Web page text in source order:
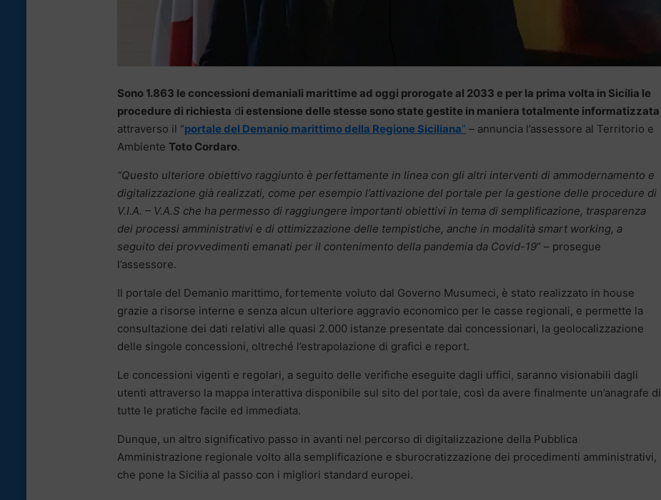
Sono 1.863 le concessioni demaniali marittime ad oggi prorogate al 2033 e per la prima volta in Sicilia le
procedure di richiesta di estensione delle stesse sono state gestite in maniera totalmente informatizzata
attraverso il “portale del Demanio marittimo della Regione Siciliana” – annuncia l’assessore al Territorio e
Ambiente Toto Cordaro.
“Questo ulteriore obiettivo raggiunto è perfettamente in linea con gli altri interventi di ammodernamento e
digitalizzazione già realizzati, come per esempio l’attivazione del portale per la gestione delle procedure di
V.I.A. – V.A.S che ha permesso di raggiungere importanti obiettivi in tema di semplificazione, trasparenza
dei processi amministrativi e di ottimizzazione delle tempistiche, anche in modalità smart working, a
seguito dei provvedimenti emanati per il contenimento della pandemia da Covid-19” – prosegue
l’assessore.
Il portale del Demanio marittimo, fortemente voluto dal Governo Musumeci, è stato realizzato in house
grazie a risorse interne e senza alcun ulteriore aggravio economico per le casse regionali, e permette la
consultazione dei dati relativi alle quasi 2.000 istanze presentate dai concessionari, la geolocalizzazione
delle singole concessioni, oltreché l’estrapolazione di grafici e report.
Le concessioni vigenti e regolari, a seguito delle verifiche eseguite dagli uffici, saranno visionabili dagli
utenti attraverso la mappa interattiva disponibile sul sito del portale, così da avere finalmente un’anagrafe di
tutte le pratiche facile ed immediata.
Dunque, un altro significativo passo in avanti nel percorso di digitalizzazione della Pubblica
Amministrazione regionale volto alla semplificazione e sburocratizzazione dei procedimenti amministrativi,
che pone la Sicilia al passo con i migliori standard europei.